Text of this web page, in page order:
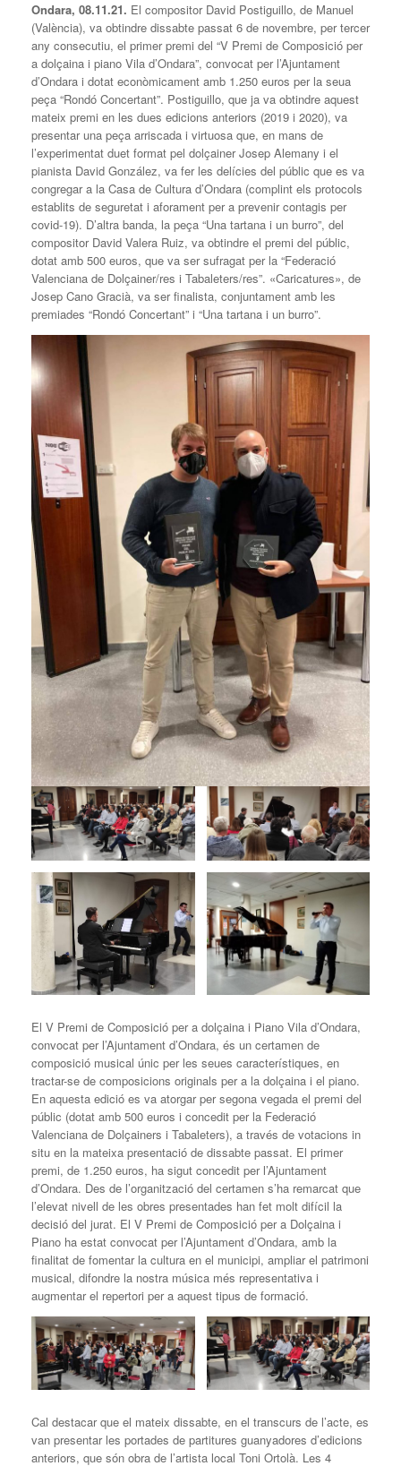
Ondara, 08.11.21. El compositor David Postiguillo, de Manuel
(València), va obtindre dissabte passat 6 de novembre, per tercer
any consecutiu, el primer premi del “V Premi de Composició per
a dolçaina i piano Vila d’Ondara”, convocat per l’Ajuntament
d’Ondara i dotat econòmicament amb 1.250 euros per la seua
peça “Rondó Concertant”. Postiguillo, que ja va obtindre aquest
mateix premi en les dues edicions anteriors (2019 i 2020), va
presentar una peça arriscada i virtuosa que, en mans de
l’experimentat duet format pel dolçainer Josep Alemany i el
pianista David González, va fer les delícies del públic que es va
congregar a la Casa de Cultura d’Ondara (complint els protocols
establits de seguretat i aforament per a prevenir contagis per
covid-19). D’altra banda, la peça “Una tartana i un burro”, del
compositor David Valera Ruiz, va obtindre el premi del públic,
dotat amb 500 euros, que va ser sufragat per la “Federació
Valenciana de Dolçainer/res i Tabaleters/res”. «Caricatures», de
Josep Cano Gracià, va ser finalista, conjuntament amb les
premiades “Rondó Concertant” i “Una tartana i un burro”.
El V Premi de Composició per a dolçaina i Piano Vila d’Ondara,
convocat per l’Ajuntament d’Ondara, és un certamen de
composició musical únic per les seues característiques, en
tractar-se de composicions originals per a la dolçaina i el piano.
En aquesta edició es va atorgar per segona vegada el premi del
públic (dotat amb 500 euros i concedit per la Federació
Valenciana de Dolçainers i Tabaleters), a través de votacions in
situ en la mateixa presentació de dissabte passat. El primer
premi, de 1.250 euros, ha sigut concedit per l’Ajuntament
d’Ondara. Des de l’organització del certamen s’ha remarcat que
l’elevat nivell de les obres presentades han fet molt difícil la
decisió del jurat. El V Premi de Composició per a Dolçaina i
Piano ha estat convocat per l’Ajuntament d’Ondara, amb la
finalitat de fomentar la cultura en el municipi, ampliar el patrimoni
musical, difondre la nostra música més representativa i
augmentar el repertori per a aquest tipus de formació.
Cal destacar que el mateix dissabte, en el transcurs de l’acte, es
van presentar les portades de partitures guanyadores d’edicions
anteriors, que són obra de l’artista local Toni Ortolà. Les 4